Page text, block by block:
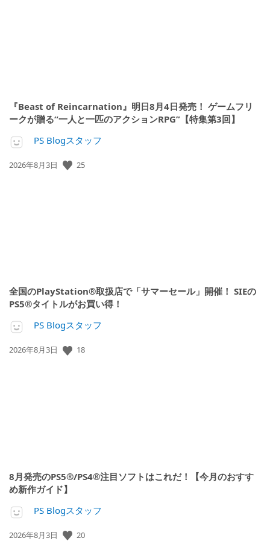
『Beast of Reincarnation』明日8月4日発売！ ゲームフリ
ークが贈る“一人と一匹のアクションRPG”【特集第3回】
PS Blogスタッフ
公
2026年8月3日 25
全国のPlayStation®取扱店で「サマーセール」開催！ SIEの
PS5®タイトルがお買い得！
PS Blogスタッフ
公
2026年8月3日 18
8月発売のPS5®/PS4®注目ソフトはこれだ！【今月のおすす
め新作ガイド】
PS Blogスタッフ
公
2026年8月3日 20